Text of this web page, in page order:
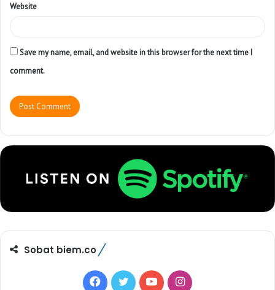
Website
Save my name, email, and website in this browser for the next time I
comment.
Sobat biem.co
F T Y I